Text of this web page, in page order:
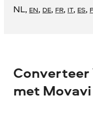
NL, EN, DE, FR, IT, ES,
Converteer
met